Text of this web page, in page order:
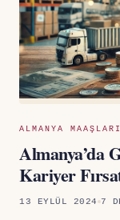
ALMANYA MAAŞLARI
Almanya’da
Kariyer
13 EYLÜL 2024 7